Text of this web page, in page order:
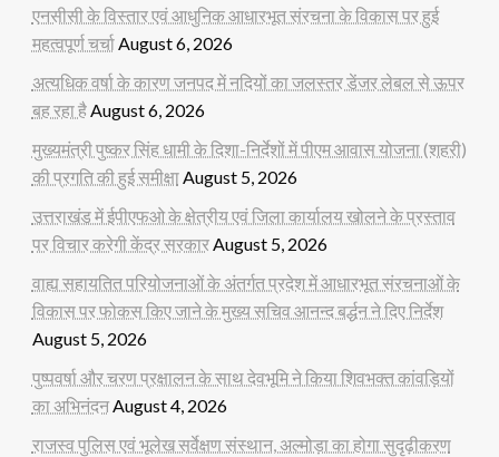
एनसीसी के विस्तार एवं आधुनिक आधारभूत संरचना के विकास पर हुई
महत्वपूर्ण चर्चाAugust 6, 2026
अत्यधिक वर्षा के कारण जनपद में नदियों का जलस्तर डेंजर लेबल से ऊपर
बह रहा हैAugust 6, 2026
मुख्यमंत्री पुष्कर सिंह धामी के दिशा-निर्देशों में पीएम आवास योजना (शहरी)
की प्रगति की हुई समीक्षाAugust 5, 2026
उत्तराखंड में ईपीएफओ के क्षेत्रीय एवं जिला कार्यालय खोलने के प्रस्ताव
पर विचार करेगी केंद्र सरकारAugust 5, 2026
वाह्य सहायतित परियोजनाओं के अंतर्गत प्रदेश में आधारभूत संरचनाओं के
विकास पर फोकस किए जाने के मुख्य सचिव आनन्द बर्द्धन ने दिए निर्देश
August 5, 2026
पुष्पवर्षा और चरण प्रक्षालन के साथ देवभूमि ने किया शिवभक्त कांवड़ियों
का अभिनंदनAugust 4, 2026
राजस्व पुलिस एवं भूलेख सर्वेक्षण संस्थान, अल्मोड़ा का होगा सुदृढ़ीकरण